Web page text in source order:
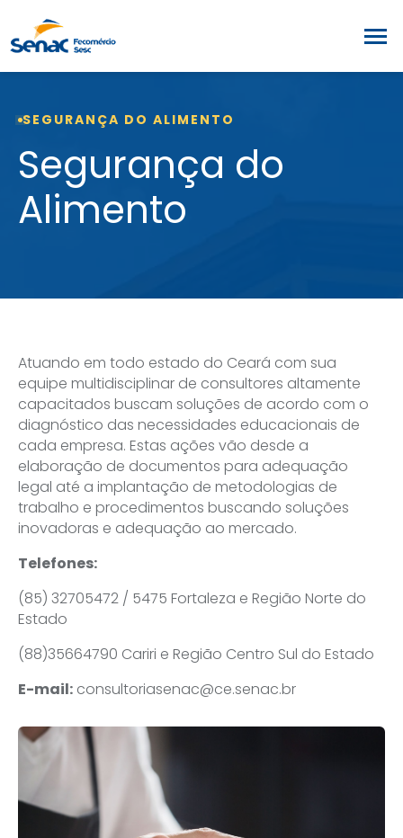
SEGURANÇA DO ALIMENTO
Segurança do
Alimento
Atuando em todo estado do Ceará com sua
equipe multidisciplinar de consultores altamente
capacitados buscam soluções de acordo com o
diagnóstico das necessidades educacionais de
cada empresa. Estas ações vão desde a
elaboração de documentos para adequação
legal até a implantação de metodologias de
trabalho e procedimentos buscando soluções
inovadoras e adequação ao mercado.
Telefones:
(85) 32705472 / 5475 Fortaleza e Região Norte do
Estado
(88)35664790 Cariri e Região Centro Sul do Estado
E-mail: consultoriasenac@ce.senac.br